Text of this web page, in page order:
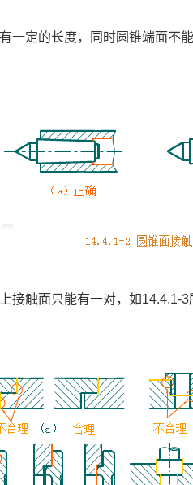
一定的长度，同时圆锥端面不
接触面只能有一对，如14.4.1-